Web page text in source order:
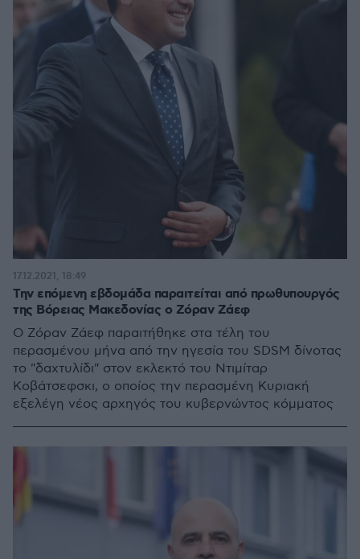
Την επόμενη εβδομάδα παραιτείται από πρωθυπουργός
της Βόρειας Μακεδονίας ο Ζόραν Ζάεφ
Ο Ζόραν Ζάεφ παραιτήθηκε στα τέλη του
περασμένου μήνα από την ηγεσία του SDSM δίνοτας
το "δαχτυλίδι" στον εκλεκτό του Ντιμίταρ
Κοβάτσεφσκι, ο οποίος την περασμένη Κυριακή
εξελέγη νέος αρχηγός του κυβερνώντος κόμματος
17.12.2021, 18:49